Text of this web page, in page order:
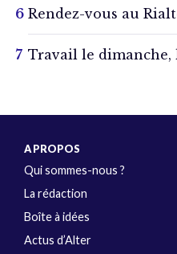
Rendez-vous au
Travail le dimanche,
A PROPOS
Qui sommes-nous ?
La rédaction
Boîte à idées
Actus d’Alter